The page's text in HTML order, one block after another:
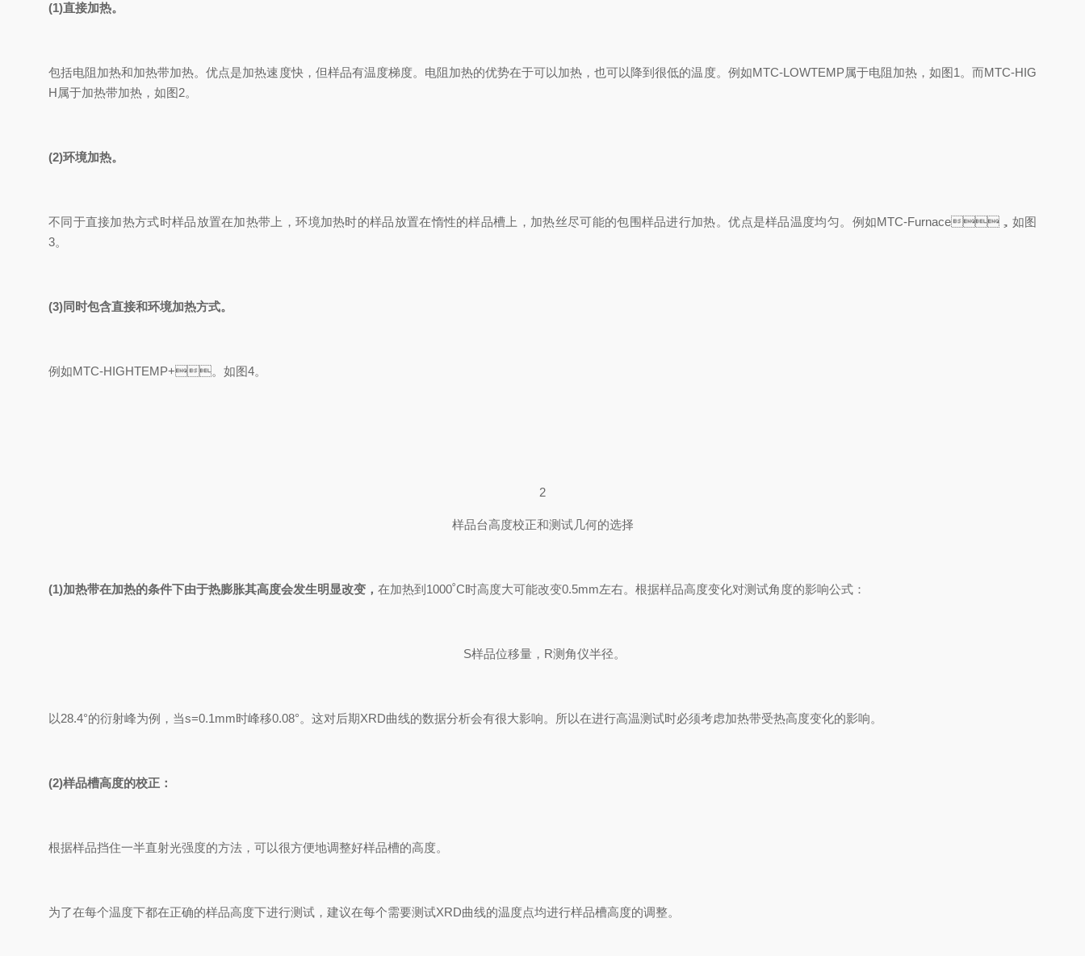
(1)直接加热。
包括电阻加热和加热带加热。优点是加热速度快，但样品有温度梯度。电阻加热的优势在于可以加热，也可以降到很低的温度。例如MTC-LOWTEMP属于电阻加热，如图1。而MTC-HIG
H属于加热带加热，如图2。
(2)环境加热。
不同于直接加热方式时样品放置在加热带上，环境加热时的样品放置在惰性的样品槽上，加热丝尽可能的包围样品进行加热。优点是样品温度均匀。例如MTC-Furnace，如图
3。
(3)同时包含直接和环境加热方式。
例如MTC-HIGHTEMP+。如图4。
2
样品台高度校正和测试几何的选择
(1)加热带在加热的条件下由于热膨胀其高度会发生明显改变， 在加热到1000˚C时高度大可能改变0.5mm左右。根据样品高度变化对测试角度的影响公式：
S样品位移量，R测角仪半径。
以28.4°的衍射峰为例，当s=0.1mm时峰移0.08°。这对后期XRD曲线的数据分析会有很大影响。所以在进行高温测试时必须考虑加热带受热高度变化的影响。
(2)样品槽高度的校正：
根据样品挡住一半直射光强度的方法，可以很方便地调整好样品槽的高度。
为了在每个温度下都在正确的样品高度下进行测试，建议在每个需要测试XRD曲线的温度点均进行样品槽高度的调整。